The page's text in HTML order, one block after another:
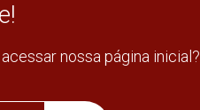
nossa página inicial?